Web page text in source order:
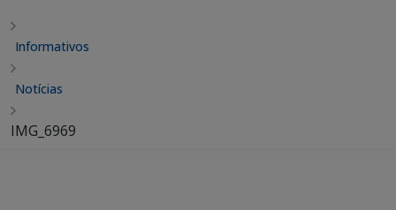
Informativos
Notícias
IMG_6969